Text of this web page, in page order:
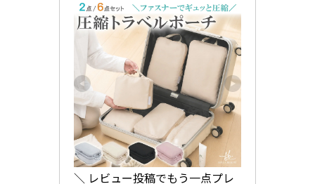
＼ レビュー投稿でもう一点プレ